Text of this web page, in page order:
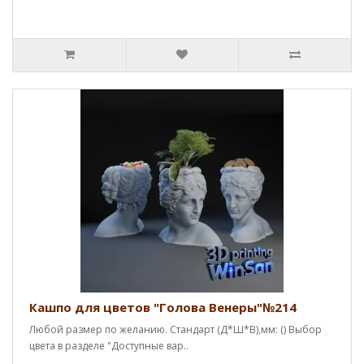
Кашпо для цветов "Голова Венеры"№214
Любой размер по желанию. Стандарт (Д*Ш*В),мм: () Выбор
цвета в разделе "Доступные вар..